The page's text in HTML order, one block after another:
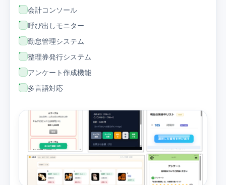
会計コンソール
呼び出しモニター
勤怠管理システム
整理券発行システム
アンケート作成機能
多言語対応